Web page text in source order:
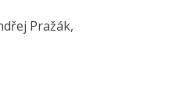
Pražák,